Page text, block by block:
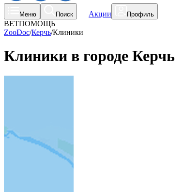
Меню Поиск Акции Профиль
ВЕТПОМОЩЬ
ZooDoc/Керчь/Клиники
Клиники в городе Керчь